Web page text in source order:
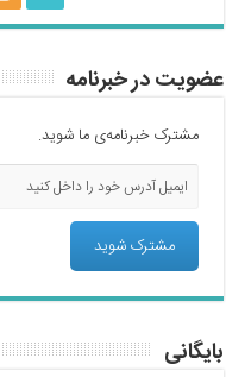
عضویت در خبرنامه
مشترک خبرنامه‌ی ما شوید.
بایگانی